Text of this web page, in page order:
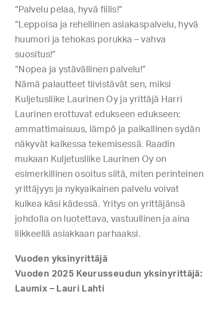
“Palvelu pelaa, hyvä fiilis!”
“Leppoisa ja rehellinen asiakaspalvelu, hyvä
huumori ja tehokas porukka – vahva
suositus!”
“Nopea ja ystävällinen palvelu!”
Nämä palautteet tiivistävät sen, miksi
Kuljetusliike Laurinen Oy ja yrittäjä Harri
Laurinen erottuvat edukseen edukseen:
ammattimaisuus, lämpö ja paikallinen sydän
näkyvät kaikessa tekemisessä. Raadin
mukaan Kuljetusliike Laurinen Oy on
esimerkillinen osoitus siitä, miten perinteinen
yrittäjyys ja nykyaikainen palvelu voivat
kulkea käsi kädessä. Yritys on yrittäjänsä
johdolla on luotettava, vastuullinen ja aina
liikkeellä asiakkaan parhaaksi.
Vuoden yksinyrittäjä
Vuoden 2025 Keurusseudun yksinyrittäjä:
Laumix – Lauri Lahti